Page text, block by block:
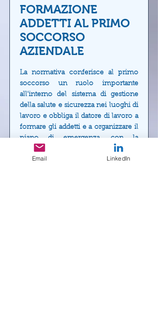
FORMAZIONE
ADDETTI AL PRIMO
SOCCORSO
AZIENDALE
La normativa conferisce al primo
soccorso un ruolo importante
all’interno del sistema di gestione
della salute e sicurezza nei luoghi di
lavoro e obbliga il datore di lavoro a
formare gli addetti e a organizzare il
piano di emergenza, con la
collaborazione del Medico
Competente.
Email LinkedIn